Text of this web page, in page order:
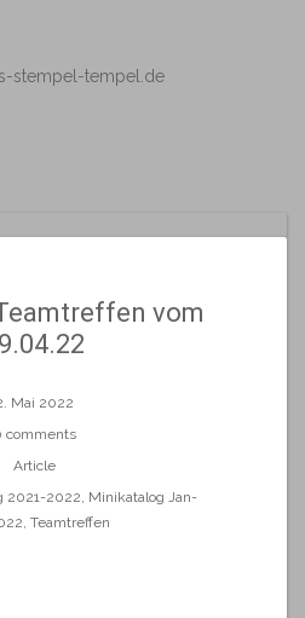
vom
Mai 2022
comments
Article
2021-2022, Minikatalog Jan-
, Teamtreffen